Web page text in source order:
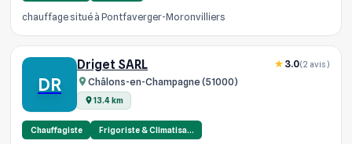
chauffage situé à Pontfaverger-Moronvilliers
DR
Driget SARL
Châlons-en-Champagne (51000)
13.4 km
3.0(2 avis)
Chauffagiste Frigoriste & Climatisa…